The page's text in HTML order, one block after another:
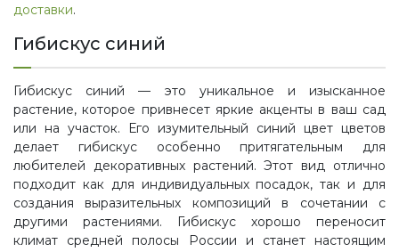
доставки.
Гибискус синий
Гибискус синий — это уникальное и изысканное
растение, которое привнесет яркие акценты в ваш сад
или на участок. Его изумительный синий цвет цветов
делает гибискус особенно притягательным для
любителей декоративных растений. Этот вид отлично
подходит как для индивидуальных посадок, так и для
создания выразительных композиций в сочетании с
другими растениями. Гибискус хорошо переносит
климат средней полосы России и станет настоящим